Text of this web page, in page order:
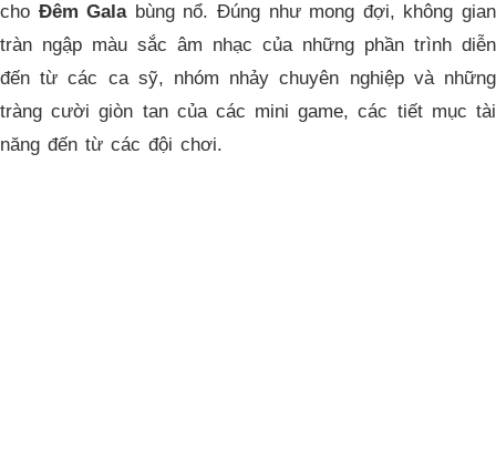
cho Đêm Galabùng nổ. Đúng như mong đợi, không gian
tràn ngập màu sắc âm nhạc của những phần trình diễn
đến từ các ca sỹ, nhóm nhảy chuyên nghiệp và những
tràng cười giòn tan của các mini game, các tiết mục tài
năng đến từ các đội chơi.